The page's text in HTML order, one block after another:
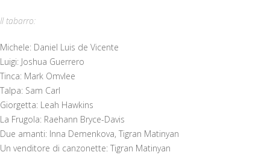
Il tabarro:
Michele: Daniel Luis de Vicente
Luigi: Joshua Guerrero
Tinca: Mark Omvlee
Talpa: Sam Carl
Giorgetta: Leah Hawkins
La Frugola: Raehann Bryce-Davis
Due amanti: Inna Demenkova, Tigran Matinyan
Un venditore di canzonette: Tigran Matinyan